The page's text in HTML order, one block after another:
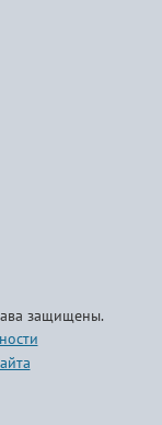
защищены.